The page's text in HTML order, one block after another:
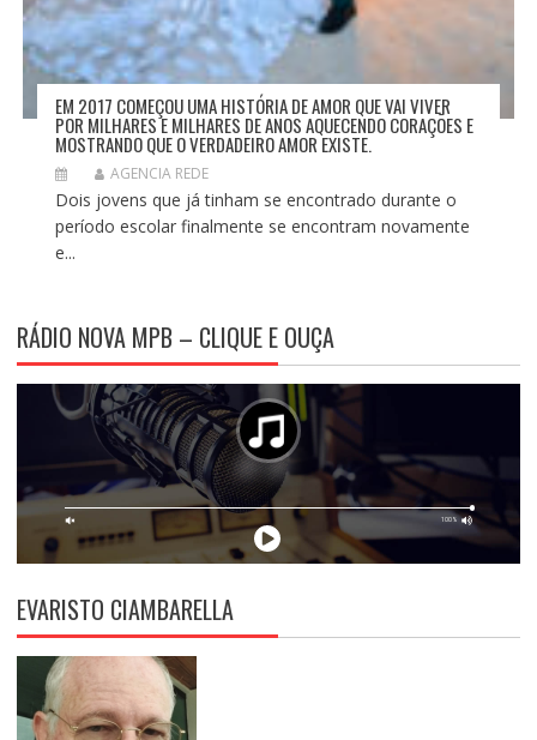
EM 2017 COMEÇOU UMA HISTÓRIA DE AMOR QUE VAI VIVER
POR MILHARES E MILHARES DE ANOS AQUECENDO CORAÇÕES E
MOSTRANDO QUE O VERDADEIRO AMOR EXISTE.
AGENCIA REDE
Dois jovens que já tinham se encontrado durante o
período escolar finalmente se encontram novamente
e...
RÁDIO NOVA MPB – CLIQUE E OUÇA
EVARISTO CIAMBARELLA